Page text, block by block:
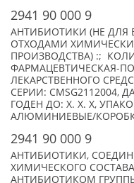
2941 90 000 9
АНТИБИОТИКИ (НЕ ДЛЯ
ОТХОДАМИ
ПРОИЗВОДСТВА) :;
ФАРМАЦЕВТИЧЕСКАЯ-
ЛЕКАРСТВЕННОГО
СЕРИИ: CMSG2112004,
ГОДЕН ДО: X. X. X,
АЛЮМИНИЕВЫЕ/
2941 90 000 9
АНТИБИОТИКИ,
ХИМИЧЕСКОГО
АНТИБИОТИКОМ